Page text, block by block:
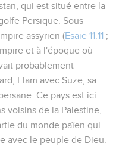
qui est situé entre la
Persique. Sous
assyrien (Esaïe 11.11 ;
et à l'époque où
probablement
Elam avec Suze, sa
Ce pays est ici
voisins de la Palestine,
du monde païen qui
avec le peuple de Dieu.